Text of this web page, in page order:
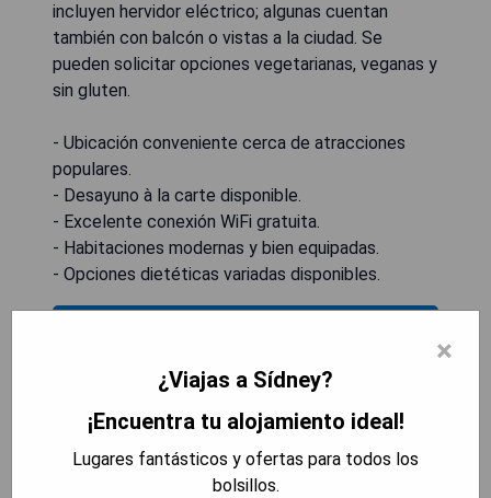
incluyen hervidor eléctrico; algunas cuentan
también con balcón o vistas a la ciudad. Se
pueden solicitar opciones vegetarianas, veganas y
sin gluten.
- Ubicación conveniente cerca de atracciones
populares.
- Desayuno à la carte disponible.
- Excelente conexión WiFi gratuita.
- Habitaciones modernas y bien equipadas.
- Opciones dietéticas variadas disponibles.
Wildlife Retreat at Taronga
×
¿Viajas a Sídney?
¡Encuentra tu alojamiento ideal!
Lugares fantásticos y ofertas para todos los
bolsillos.